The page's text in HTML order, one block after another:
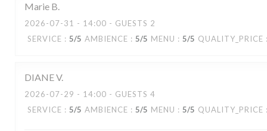
Marie B
2026-07-31 - 14:00 - GUESTS 2
SERVICE : 5/5 AMBIENCE : 5/5 MENU : 5/5 QUALITY_PRICE
DIANEV
2026-07-29 - 14:00 - GUESTS 4
SERVICE : 5/5 AMBIENCE : 5/5 MENU : 5/5 QUALITY_PRICE